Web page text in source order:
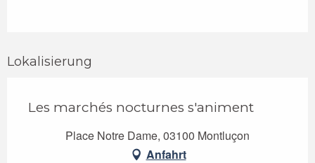
Lokalisierung
Les marchés nocturnes s'animent
Place Notre Dame, 03100 Montluçon
Anfahrt